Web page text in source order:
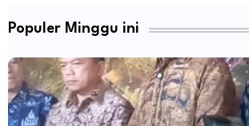
Populer Minggu ini